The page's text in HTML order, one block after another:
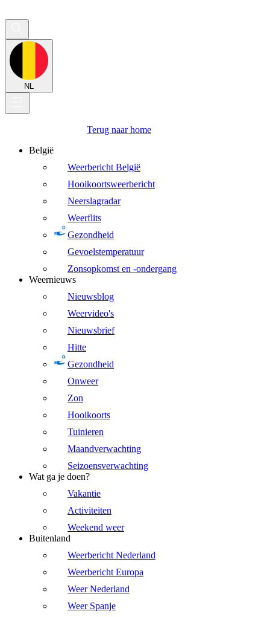
NL
Terug naar home
België
Weerbericht België
Hooikoortsweerbericht
Neerslagradar
Weerflits
Gezondheid
Gevoelstemperatuur
Zonsopkomst en -ondergang
Weernieuws
Nieuwsblog
Weervideo's
Nieuwsbrief
Hitte
Gezondheid
Onweer
Zon
Hooikoorts
Tuinieren
Maandverwachting
Seizoensverwachting
Wat ga je doen?
Vakantie
Activiteiten
Weekend weer
Buitenland
Weerbericht Nederland
Weerbericht Europa
Weer Nederland
Weer Spanje